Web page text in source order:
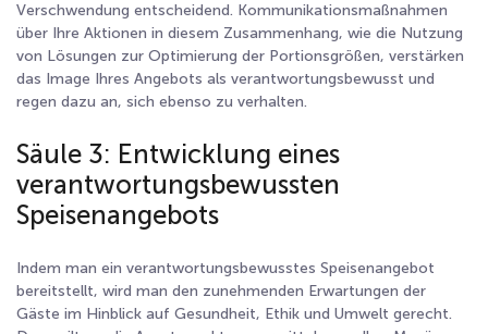
Verschwendung entscheidend. Kommunikationsmaßnahmen
über Ihre Aktionen in diesem Zusammenhang, wie die Nutzung
von Lösungen zur Optimierung der Portionsgrößen, verstärken
das Image Ihres Angebots als verantwortungsbewusst und
regen dazu an, sich ebenso zu verhalten.
Säule 3: Entwicklung eines
verantwortungsbewussten
Speisenangebots
Indem man ein verantwortungsbewusstes Speisenangebot
bereitstellt, wird man den zunehmenden Erwartungen der
Gäste im Hinblick auf Gesundheit, Ethik und Umwelt gerecht.